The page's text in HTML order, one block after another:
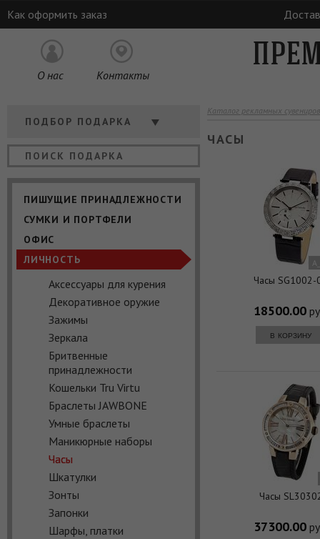
Как оформить заказ
О нас Контакты
ПОДБОР ПОДАРКА Кому
Отрасль
ПИШУЩИЕ ПРИНАДЛЕЖНОСТИ
СУМКИ И ПОРТФЕЛИ
ОФИС
ЛИЧНОСТЬ
Аксессуары для курения
Декоративное оружие
Зажимы
Зеркала
Бритвенные
принадлежности
Кошельки Tru Virtu
Браслеты JAWBONE
Умные браслеты
Маникюрные наборы
Часы
Шкатулки
Зонты
Запонки
Шарфы, платки
Каталог рекламных сувениров
ЧАСЫ
Часы SG1002-
18500.00
в корзину
Часы
37300.00